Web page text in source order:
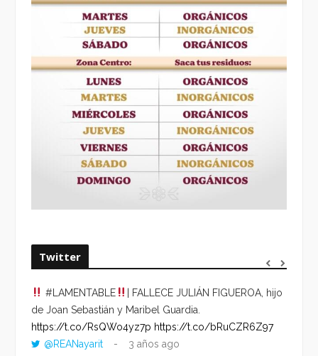
Twitter
#LAMENTABLE
| FALLECE JULIÁN FIGUEROA, hijo
de Joan Sebastián y Maribel Guardia.
https://t.co/RsQWo4yz7p https://t.co/bRuCZR6Z97
@REANayarit
3 años ago